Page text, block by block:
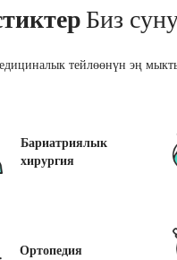
Биз
тейлөөнүн эң
Бариатриялык
хирургия
Ортопедия